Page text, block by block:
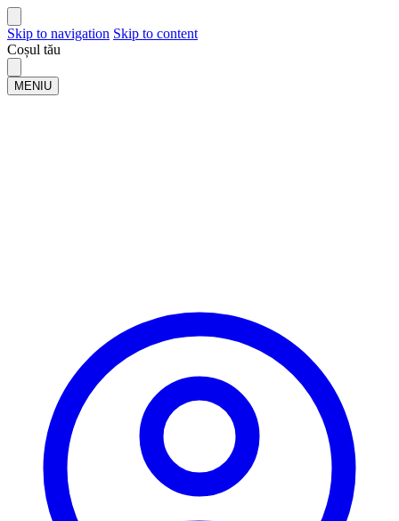
Skip to navigation Skip to content
Coșul tău
MENIU